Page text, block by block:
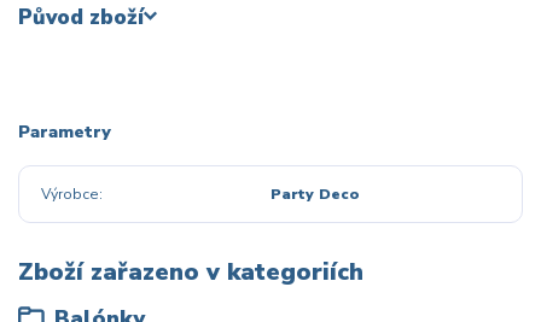
Původ zboží
Parametry
Výrobce Party Deco
Zboží zařazeno v kategoriích